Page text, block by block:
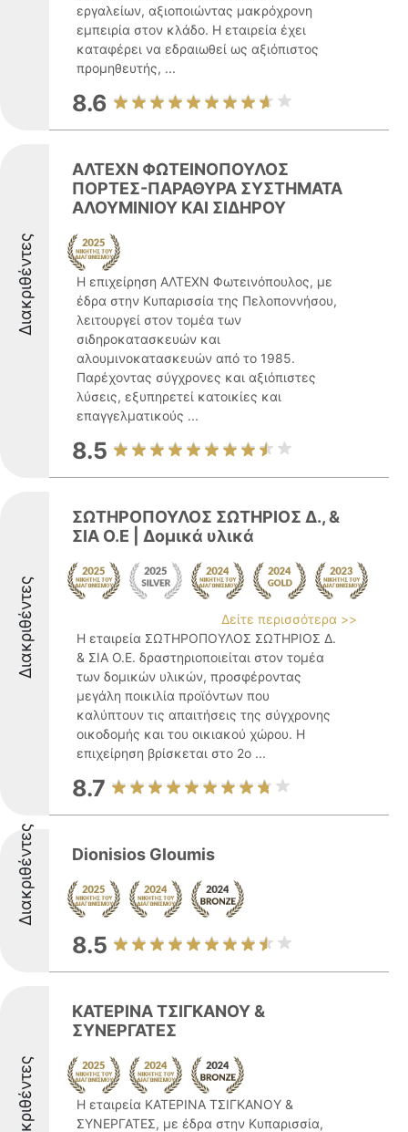
εργαλείων, αξιοποιώντας μακρόχρονη
εμπειρία στον κλάδο. Η εταιρεία έχει
καταφέρει να εδραιωθεί ως αξιόπιστος
προμηθευτής, ...
8.6
Διακριθέντες
AΛΤΕΧΝ ΦΩΤΕΙΝΟΠΟΥΛΟΣ
ΠΟΡΤΕΣ-ΠΑΡΑΘΥΡΑ ΣΥΣΤΗΜΑΤΑ
ΑΛΟΥΜΙΝΙΟΥ ΚΑΙ ΣΙΔΗΡΟΥ
Η επιχείρηση ΑΛΤΕΧΝ Φωτεινόπουλος, με
έδρα στην Κυπαρισσία της Πελοποννήσου,
λειτουργεί στον τομέα των
σιδηροκατασκευών και
αλουμινοκατασκευών από το 1985.
Παρέχοντας σύγχρονες και αξιόπιστες
λύσεις, εξυπηρετεί κατοικίες και
επαγγελματικούς ...
8.5
Διακριθέντες
ΣΩΤΗΡΟΠΟΥΛΟΣ ΣΩΤΗΡΙΟΣ Δ., &
ΣΙΑ Ο.Ε | Δομικά υλικά
Δείτε περισσότερα >>
Η εταιρεία ΣΩΤΗΡΟΠΟΥΛΟΣ ΣΩΤΗΡΙΟΣ Δ.
& ΣΙΑ Ο.Ε. δραστηριοποιείται στον τομέα
των δομικών υλικών, προσφέροντας
μεγάλη ποικιλία προϊόντων που
καλύπτουν τις απαιτήσεις της σύγχρονης
οικοδομής και του οικιακού χώρου. Η
επιχείρηση βρίσκεται στο 2ο ...
8.7
Διακριθέντες Dionisios Gloumis
8.5
Διακριθέντες
ΚΑΤΕΡΙΝΑ ΤΣΙΓΚΑΝΟΥ &
ΣΥΝΕΡΓΑΤΕΣ
Η εταιρεία ΚΑΤΕΡΙΝΑ ΤΣΙΓΚΑΝΟΥ &
ΣΥΝΕΡΓΑΤΕΣ, με έδρα στην Κυπαρισσία,